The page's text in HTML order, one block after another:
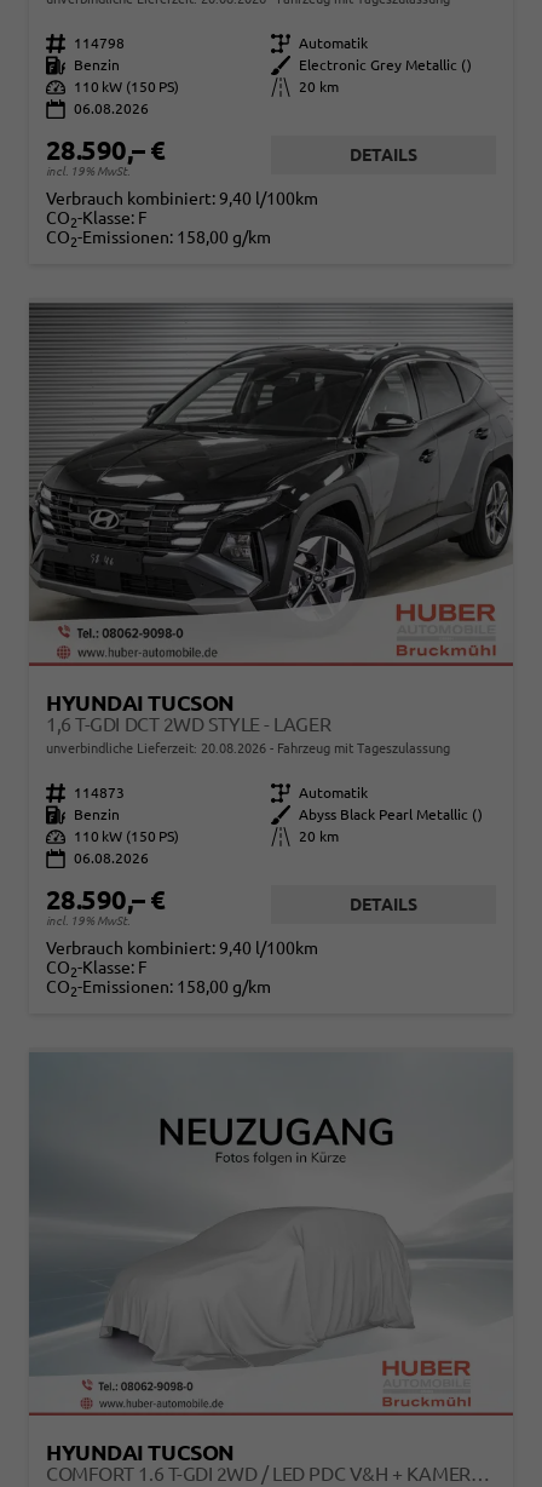
Fahrzeugnr. 114798 Getriebe Automatik
Kraftstoff
Benzin Außenfarbe
Electronic Grey Metallic ()
Leistung
110 kW (150 PS) Kilometerstand
20 km
06.08.2026
28.590,– €
incl. 19% MwSt.
DETAILS
Verbrauch kombiniert: 9,40 l/100km
CO2-Klasse: F
CO2-Emissionen: 158,00 g/km
HYUNDAI TUCSON
1,6 T-GDI DCT 2WD STYLE - LAGER
unverbindliche Lieferzeit: 20.08.2026 Fahrzeug mit Tageszulassung
Fahrzeugnr. 114873 Getriebe Automatik
Kraftstoff
Benzin Außenfarbe
Abyss Black Pearl Metallic ()
Leistung
110 kW (150 PS) Kilometerstand
20 km
06.08.2026
28.590,– €
incl. 19% MwSt.
DETAILS
Verbrauch kombiniert: 9,40 l/100km
CO2-Klasse: F
CO2-Emissionen: 158,00 g/km
HYUNDAI TUCSON
COMFORT 1.6 T-GDI 2WD / LED PDC V&H + KAMERA SITZ LENKRADHEIZUNG ALU 18"